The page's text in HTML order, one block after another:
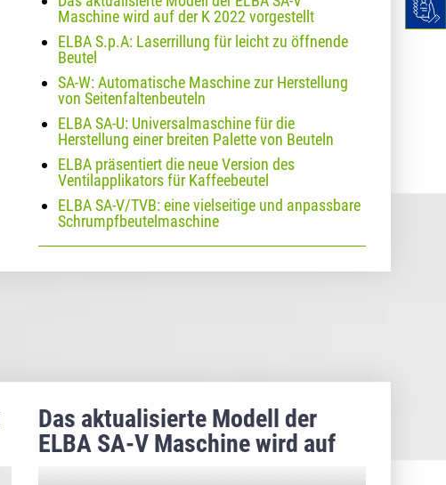
Maschine wird auf der K 2022 vorgestellt
ELBA S.p.A: Laserrillung für leicht zu öffnende
Beutel
SA-W: Automatische Maschine zur Herstellung
von Seitenfaltenbeuteln
ELBA SA-U: Universalmaschine für die
Herstellung einer breiten Palette von Beuteln
ELBA präsentiert die neue Version des
Ventilapplikators für Kaffeebeutel
ELBA SA-V/TVB: eine vielseitige und anpassbare
Schrumpfbeutelmaschine
Das aktualisierte Modell der
ELBA SA-V Maschine wird auf